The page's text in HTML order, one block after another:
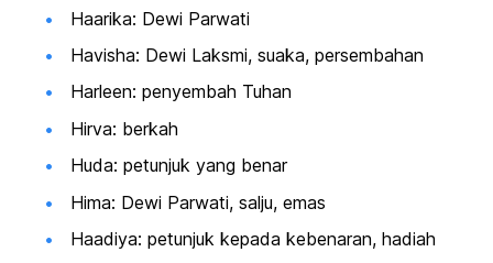
Haarika: Dewi Parwati
Havisha: Dewi Laksmi, suaka, persembahan
Harleen: penyembah Tuhan
Hirva: berkah
Huda: petunjuk yang benar
Hima: Dewi Parwati, salju, emas
Haadiya: petunjuk kepada kebenaran, hadiah